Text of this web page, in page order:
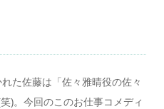
た佐藤は「佐々雅晴役の佐々
)。今回のこのお仕事コメディ